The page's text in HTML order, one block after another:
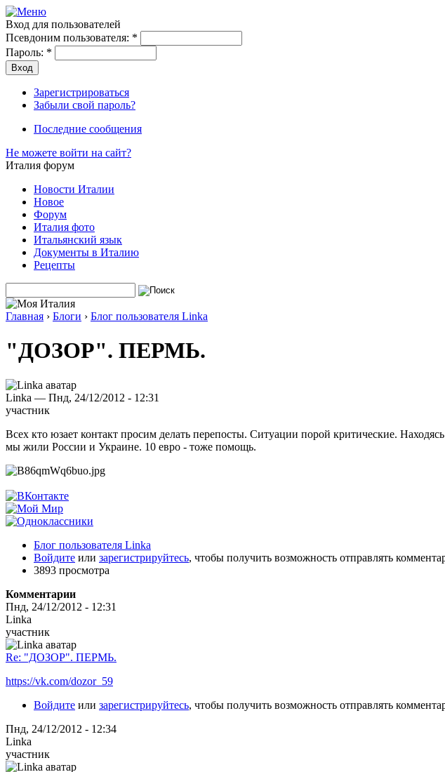
Вход для пользователей
Псевдоним пользователя: *
Пароль: *
Зарегистрироваться
Забыли свой пароль?
Последние сообщения
Не можете войти на сайт?
Италия форум
Новости Италии
Новое
Форум
Италия фото
Итальянский язык
Документы в Италию
Рецепты
Главная › Блоги › Блог пользователя Linka
"ДОЗОР". ПЕРМЬ.
Linka — Пнд, 24/12/2012 - 12:31
участник
Всех кто юзает контакт просим делать перепосты. Ситуации порой критические.
мы жили России и Украине. 10 евро - тоже помощь.
Блог пользователя Linka
Войдите или зарегистрируйтесь, чтобы получить возможность отправлять
3893 просмотра
Комментарии
Пнд, 24/12/2012 - 12:31
Linka
участник
Re: "ДОЗОР". ПЕРМЬ.
https://vk.com/dozor_59
Войдите или зарегистрируйтесь, чтобы получить возможность отправлять
Пнд, 24/12/2012 - 12:34
Linka
участник